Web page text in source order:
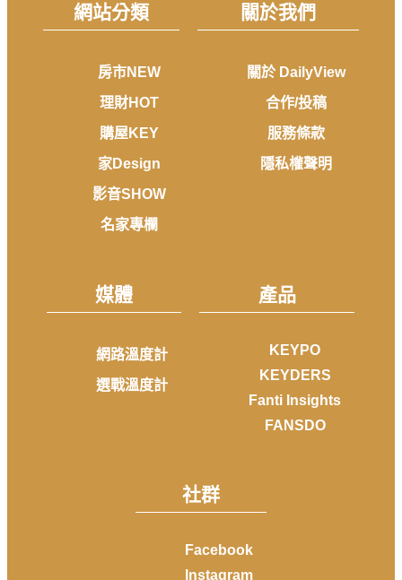
網站分類
房市NEW
理財HOT
購屋KEY
家Design
影音SHOW
名家專欄
關於我們
關於 DailyView
合作/投稿
服務條款
隱私權聲明
媒體
網路溫度計
選戰溫度計
產品
KEYPO
KEYDERS
Fanti Insights
FANSDO
社群
Facebook
Instagram